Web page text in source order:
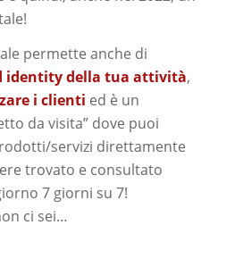
permette anche di
identity della tua attività,
i clienti ed è un
da visita” dove puoi
servizi direttamente
trovato e consultato
7 giorni su 7!
ci sei…